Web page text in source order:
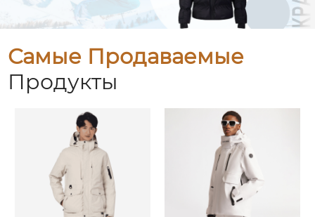
Самые Продаваемые
Продукты